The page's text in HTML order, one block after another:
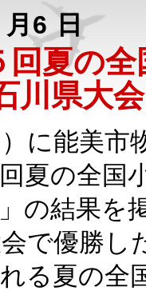
6 日
回夏の
川県大
に能美市
夏の全
の結果を
で優勝し
る夏の全